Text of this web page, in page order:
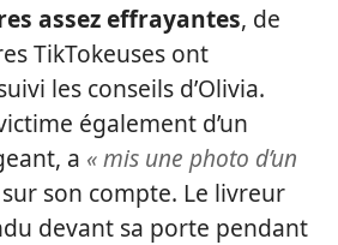
assez effrayantes, de
TikTokeuses ont
les conseils d’Olivia.
également d’un
a « mis une photo d’un
sur son compte. Le livreur
devant sa porte pendant